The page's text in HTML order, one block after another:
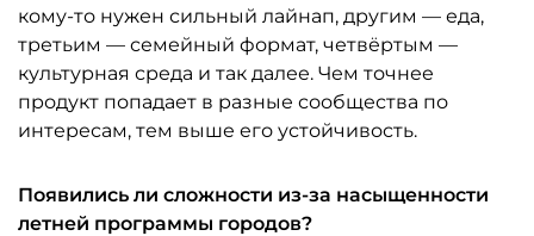
кому-то нужен сильный лайнап, другим — еда,
третьим — семейный формат, четвёртым —
культурная среда и так далее. Чем точнее
продукт попадает в разные сообщества по
интересам, тем выше его устойчивость.
Появились ли сложности из-за насыщенности
летней программы городов?